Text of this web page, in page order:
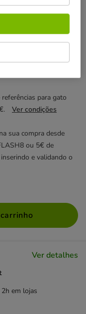
para gato
Ver condições
sua compra desde
ou 5€ de
e validando o
Ver detalhes
em lojas